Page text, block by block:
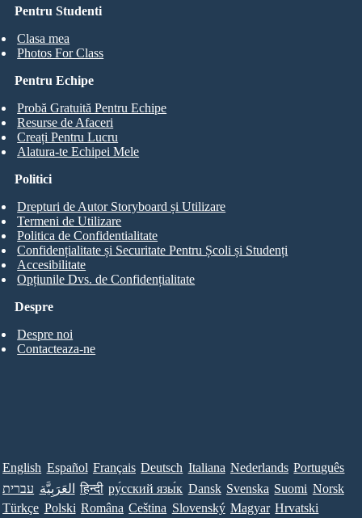
Pentru Studenti
Clasa mea
Photos For Class
Pentru Echipe
Probă Gratuită Pentru Echipe
Resurse de Afaceri
Creați Pentru Lucru
Alatura-te Echipei Mele
Despre
Despre noi
Contacteaza-ne
Politici
Drepturi de Autor Storyboard și Utilizare
Termeni de Utilizare
Politica de Confidentialitate
Confidențialitate și Securitate Pentru Școli și Studenți
Accesibilitate
Opțiunile Dvs. de Confidențialitate
English Español Français Deutsch Italiana Nederlands Português
עברית العَرَبِيَّة हिन्दी ру́сский язы́к Dansk Svenska Suomi Norsk
Türkçe Polski Româna Ceština Slovenský Magyar Hrvatski